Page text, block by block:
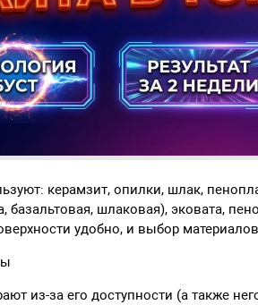
керамзит, опилки, шлак,
базальтовая, шлаковая), эковата,
удобно, и выбор
из-за его доступности (а также